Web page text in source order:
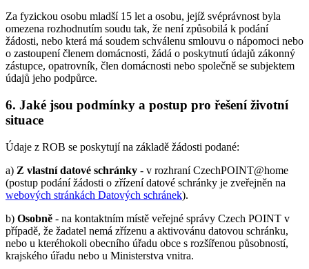
Za fyzickou osobu mladší 15 let a osobu, jejíž svéprávnost byla
omezena rozhodnutím soudu tak, že není způsobilá k podání
žádosti, nebo která má soudem schválenu smlouvu o nápomoci nebo
o zastoupení členem domácnosti, žádá o poskytnutí údajů zákonný
zástupce, opatrovník, člen domácnosti nebo společně se subjektem
údajů jeho podpůrce.
6. Jaké jsou podmínky a postup pro řešení životní
situace
Údaje z ROB se poskytují na základě žádosti podané:
a) Z vlastní datové schránky - v rozhraní CzechPOINT@home
(postup podání žádosti o zřízení datové schránky je zveřejněn na
webových stránkách Datových schránek).
b) Osobně - na kontaktním místě veřejné správy Czech POINT v
případě, že žadatel nemá zřízenu a aktivovánu datovou schránku,
nebo u kteréhokoli obecního úřadu obce s rozšířenou působností,
krajského úřadu nebo u Ministerstva vnitra.